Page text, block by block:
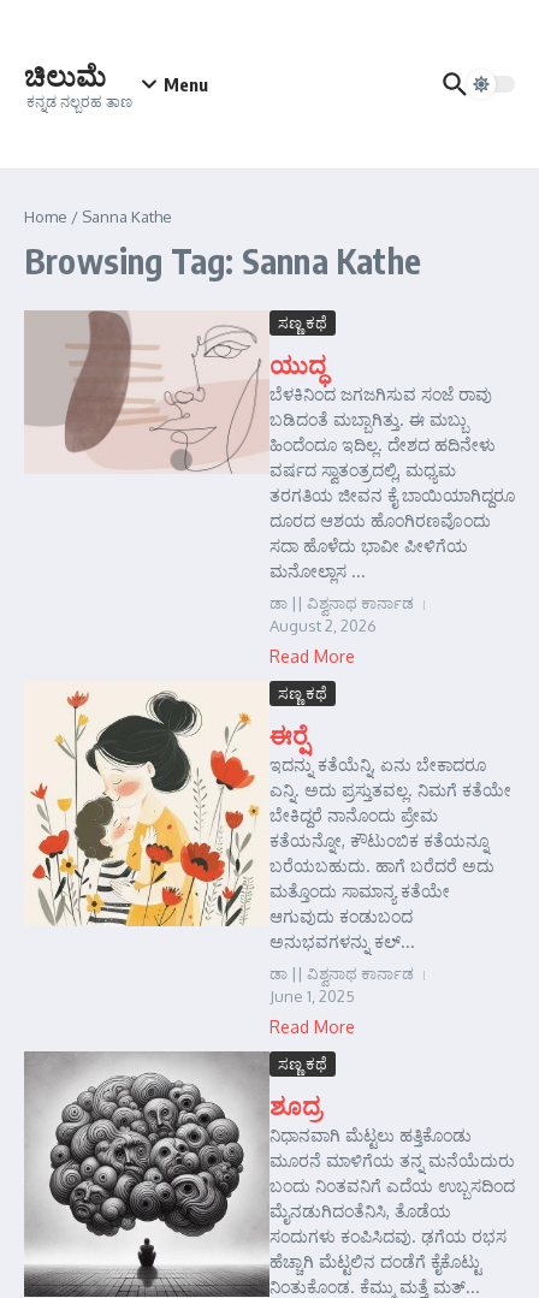
ಚಿಲುಮೆ
ಕನ್ನಡ ನಲ್ಬರಹ ತಾಣ
Menu
Home / Sanna Kathe
Browsing Tag: Sanna Kathe
ಸಣ್ಣ ಕಥೆ
ಯುದ್ಧ
ಬೆಳಕಿನಿಂದ ಜಗಜಗಿಸುವ ಸಂಜೆ ರಾವು
ಬಡಿದಂತೆ ಮಬ್ಬಾಗಿತ್ತು. ಈ ಮಬ್ಬು
ಹಿಂದೆಂದೂ ಇದಿಲ್ಲ. ದೇಶದ ಹದಿನೇಳು
ವರ್ಷದ ಸ್ವಾತಂತ್ರದಲ್ಲಿ, ಮಧ್ಯಮ
ತರಗತಿಯ ಜೀವನ ಕೈ ಬಾಯಿಯಾಗಿದ್ದರೂ
ದೂರದ ಆಶಯ ಹೊಂಗಿರಣವೊಂದು
ಸದಾ ಹೊಳೆದು ಭಾವೀ ಪೀಳಿಗೆಯ
ಮನೋಲ್ಲಾಸ ...
ಡಾ || ವಿಶ್ವನಾಥ ಕಾರ್ನಾಡ
August 2, 2026
Read More
ಸಣ್ಣ ಕಥೆ
ಈರ್‍ಷೆ
ಇದನ್ನು ಕತೆಯೆನ್ನಿ, ಏನು ಬೇಕಾದರೂ
ಎನ್ನಿ. ಅದು ಪ್ರಸ್ತುತವಲ್ಲ. ನಿಮಗೆ ಕತೆಯೇ
ಬೇಕಿದ್ದರೆ ನಾನೊಂದು ಪ್ರೇಮ
ಕತೆಯನ್ನೋ, ಕೌಟುಂಬಿಕ ಕತೆಯನ್ನೂ
ಬರೆಯಬಹುದು. ಹಾಗೆ ಬರೆದರೆ ಅದು
ಮತ್ತೊಂದು ಸಾಮಾನ್ಯ ಕತೆಯೇ
ಆಗುವುದು ಕಂಡುಬಂದ
ಅನುಭವಗಳನ್ನು ಕಲ್...
ಡಾ || ವಿಶ್ವನಾಥ ಕಾರ್ನಾಡ
June 1, 2025
Read More
ಸಣ್ಣ ಕಥೆ
ಶೂದ್ರ
ನಿಧಾನವಾಗಿ ಮೆಟ್ಟಲು ಹತ್ತಿಕೊಂಡು
ಮೂರನೆ ಮಾಳಿಗೆಯ ತನ್ನ ಮನೆಯೆದುರು
ಬಂದು ನಿಂತವನಿಗೆ ಎದೆಯ ಉಬ್ಬಸದಿಂದ
ಮೈನಡುಗಿದಂತೆನಿಸಿ, ತೊಡೆಯ
ಸಂದುಗಳು ಕಂಪಿಸಿದವು. ಢಗೆಯ ರಭಸ
ಹೆಚ್ಚಾಗಿ ಮೆಟ್ಟಲಿನ ದಂಡೆಗೆ ಕೈಕೊಟ್ಟು
ನಿಂತುಕೊಂಡ. ಕೆಮ್ಮು ಮತ್ತೆ ಮತ್...